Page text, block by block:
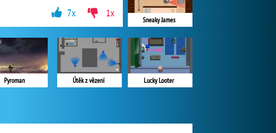
Sneaky James
Lucky Looter
Pyroman Útěk z vězení
7x 1x